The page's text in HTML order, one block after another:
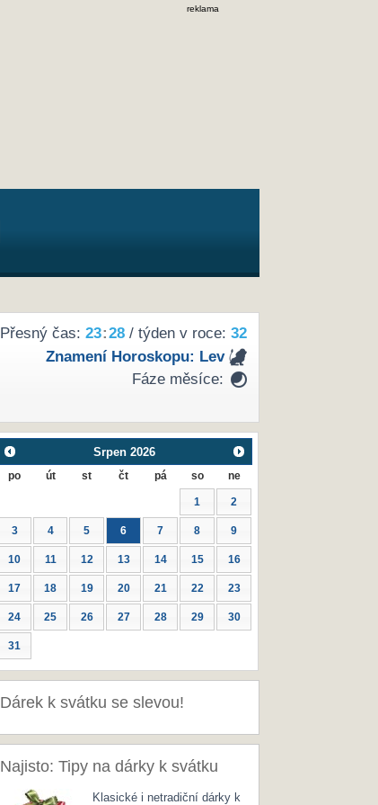
reklama
Přesný čas: 23:28/ týden v roce: 32
Znamení Horoskopu: Lev
Fáze měsíce:
Srpen 2026
po út st čt pá so ne
1 2
3 4 5 6 7 8 9
10 11 12 13 14 15 16
17 18 19 20 21 22 23
24 25 26 27 28 29 30
31
Dárek k svátku se slevou!
Najisto: Tipy na dárky k svátku
Klasické i netradiční dárky k